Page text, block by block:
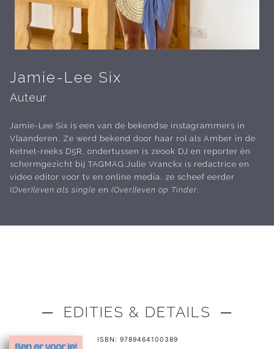
Jamie-Lee Six
Auteur
Jamie-Lee Six is een van de bekendse instagrammers in
Vlaanderen. Ze werd bekend door haar rol als Amber in de
Ketnet-reeks D5R, ondertussen is zeook DJ en reporter én
schermgezicht bij TAGMAG.Julie Vranckx is redactrice en
video editor voor tv en online media. ze scheef eerder
(Over)leven als single en (Over)leven op Tinder
─ EDITIES & DETAILS ─
ISBN: 9789464100389